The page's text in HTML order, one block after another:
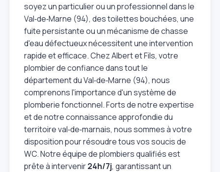
soyez un particulier ou un professionnel dans le
Val‑de‑Marne (94), des toilettes bouchées, une
fuite persistante ou un mécanisme de chasse
d'eau défectueux nécessitent une intervention
rapide et efficace. Chez Albert et Fils, votre
plombier de confiance dans tout le
département du Val‑de‑Marne (94), nous
comprenons l'importance d'un système de
plomberie fonctionnel. Forts de notre expertise
et de notre connaissance approfondie du
territoire val‑de‑marnais, nous sommes à votre
disposition pour résoudre tous vos soucis de
WC. Notre équipe de plombiers qualifiés est
prête à intervenir24h/7j, garantissant un